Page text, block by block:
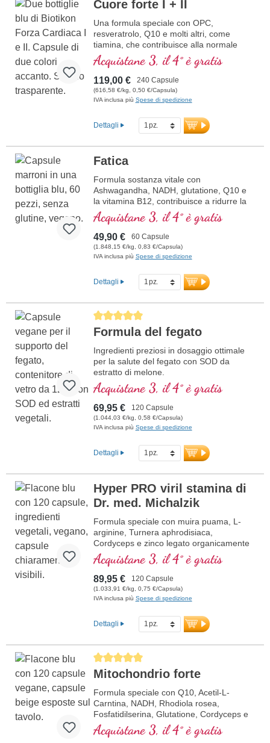
Cuore forte I + II
Una formula speciale con OPC,
resveratrolo, Q10 e molti altri, come
tiamina, che contribuisce alla normale
funzione cardiaca. (Formula 1 e Formula
2)
Acquistane 3, il 4° è gratis
119,00 € 240 Capsule
(616,58 €/kg, 0,50 €/Capsula)
IVA inclusa più Spese di spedizione
Dettagli
Fatica
Formula sostanza vitale con
Ashwagandha, NADH, glutatione, Q10 e
la vitamina B12, contribuisce a ridurre la
stanchezza e la fatica.
Acquistane 3, il 4° è gratis
49,90 € 60 Capsule
(1.848,15 €/kg, 0,83 €/Capsula)
IVA inclusa più Spese di spedizione
Dettagli
Average rating of 5 out of 5 stars
Formula del fegato
Ingredienti preziosi in dosaggio ottimale
per la salute del fegato con SOD da
estratto di melone.
Acquistane 3, il 4° è gratis
69,95 € 120 Capsule
(1.044,03 €/kg, 0,58 €/Capsula)
IVA inclusa più Spese di spedizione
Dettagli
Hyper PRO viril stamina di
Dr. med. Michalzik
Formula speciale con muira puama, L-
arginine, Turnera aphrodisiaca,
Cordyceps e zinco legato organicamente
che aiutano la fertilità e un normale livello
di testosterone nel sangue.
Acquistane 3, il 4° è gratis
89,95 € 120 Capsule
(1.033,91 €/kg, 0,75 €/Capsula)
IVA inclusa più Spese di spedizione
Dettagli
Average rating of 5 out of 5 stars
Mitochondrio forte
Formula speciale con Q10, Acetil-L-
Carntina, NADH, Rhodiola rosea,
Fosfatidilserina, Glutatione, Cordyceps e
rame, che contribuisce al normale
metabolismo di energia (sotto forma di
Acquistane 3, il 4° è gratis